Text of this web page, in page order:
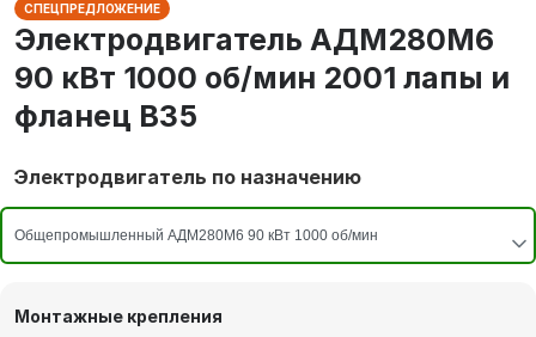
СПЕЦПРЕДЛОЖЕНИЕ
Электродвигатель АДМ280М6
90 кВт 1000 об/мин 2001 лапы и
фланец В35
Электродвигатель по назначению
Монтажные крепления